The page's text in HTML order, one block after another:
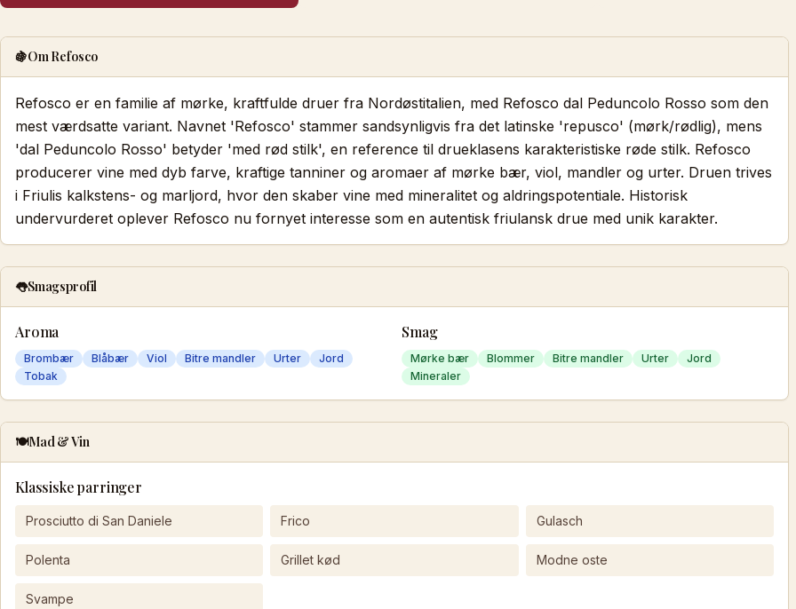
🍇Om Refosco
Refosco er en familie af mørke, kraftfulde druer fra Nordøstitalien, med Refosco dal Peduncolo Rosso som den
mest værdsatte variant. Navnet 'Refosco' stammer sandsynligvis fra det latinske 'repusco' (mørk/rødlig), mens
'dal Peduncolo Rosso' betyder 'med rød stilk', en reference til drueklasens karakteristiske røde stilk. Refosco
producerer vine med dyb farve, kraftige tanniner og aromaer af mørke bær, viol, mandler og urter. Druen trives
i Friulis kalkstens- og marljord, hvor den skaber vine med mineralitet og aldringspotentiale. Historisk
undervurderet oplever Refosco nu fornyet interesse som en autentisk friulansk drue med unik karakter.
👅Smagsprofil
Aroma
Brombær Blåbær Viol Bitre mandler Urter
Jord
Tobak
Smag
Mørke bær Blommer Bitre mandler Urter
Jord
Mineraler
🍽️Mad & Vin
Klassiske parringer
Prosciutto di San Daniele Frico Gulasch
Polenta Grillet kød Modne oste
Svampe